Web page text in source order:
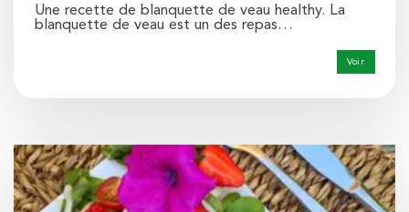
Une recette de blanquette de veau healthy. La
blanquette de veau est un des repas…
Voir